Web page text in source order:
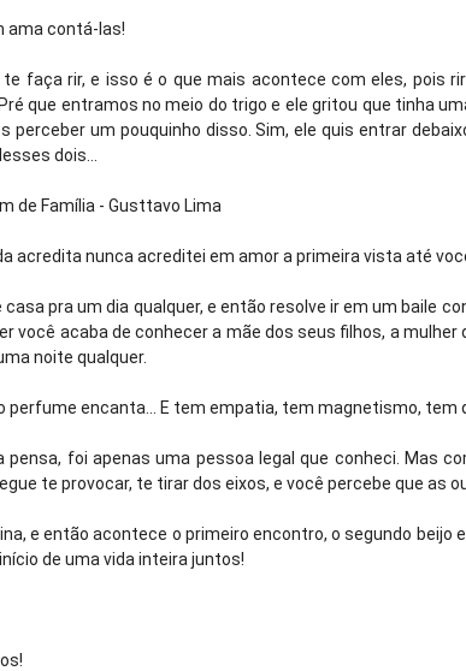
ama contá-las!
faça rir, e isso é o que mais acontece com eles, pois
que entramos no meio do trigo e ele gritou que tinha
perceber um pouquinho disso. Sim, ele quis entrar
dois...
de Família - Gusttavo Lima
acredita nunca acreditei em amor a primeira vista até
pra um dia qualquer, e então resolve ir em um baile
você acaba de conhecer a mãe dos seus filhos, a mulher
noite qualquer.
perfume encanta... E tem empatia, tem magnetismo, tem
pensa, foi apenas uma pessoa legal que conheci. Mas
te provocar, te tirar dos eixos, e você percebe que as
e então acontece o primeiro encontro, o segundo beijo
de uma vida inteira juntos!